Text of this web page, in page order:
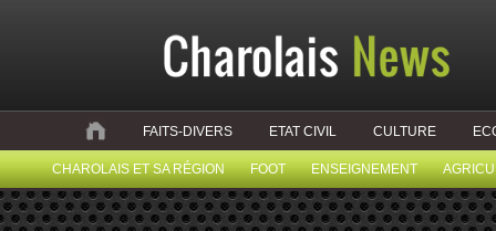
FAITS-DIVERS ETAT CIVIL CULTURE
CHAROLAIS ET SA RÉGION FOOT ENSEIGNEMENT